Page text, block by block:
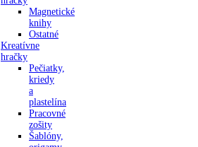
Magnetické
knihy
Ostatné
Kreatívne
hračky
Pečiatky,
kriedy
a
plastelína
Pracovné
zošity
Šablóny,